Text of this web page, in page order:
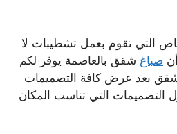
التي تقوم بعمل تشطيبات لا
صباغ شقق بالعاصمة يوفر لكم
بعد عرض كافة التصميمات
التصميمات التي تناسب المكان